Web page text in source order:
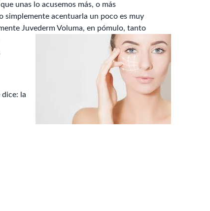
unas lo acusemos más, o más
simplemente acentuarla un poco es muy
Juvederm Voluma, en pómulo, tanto
la